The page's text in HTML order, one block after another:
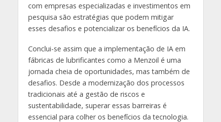
com empresas especializadas e investimentos em
pesquisa são estratégias que podem mitigar
esses desafios e potencializar os benefícios da IA.
Conclui-se assim que a implementação de IA em
fábricas de lubrificantes como a Menzoil é uma
jornada cheia de oportunidades, mas também de
desafios. Desde a modernização dos processos
tradicionais até a gestão de riscos e
sustentabilidade, superar essas barreiras é
essencial para colher os benefícios da tecnologia.